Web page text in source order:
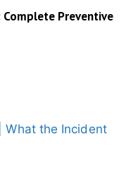
Complete Preventive